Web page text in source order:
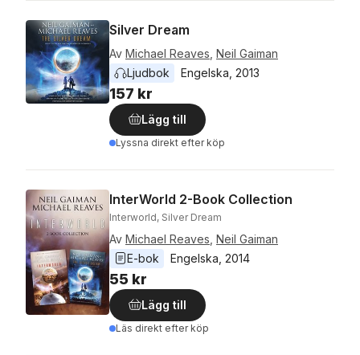
Silver Dream
Av Michael Reaves Neil Gaiman
Ljudbok
Engelska 2013
157 kr
Lägg till
Lyssna direkt efter köp
InterWorld 2-Book Collection
Interworld, Silver Dream
Av Michael Reaves Neil Gaiman
E-bok
Engelska 2014
55 kr
Lägg till
Läs direkt efter köp